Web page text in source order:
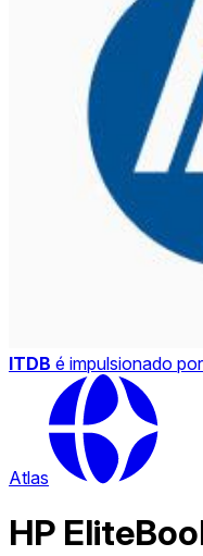
ITDB é impulsionado por
Atlas
HP